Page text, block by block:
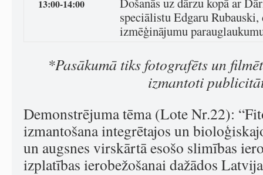
13:00-14:00
speciālistu Edgaru
izmēģinājumu
*Pasākumā tiks fotografēts un
izmantoti
Demonstrējuma tēma (Lote Nr.22):
izmantošana integrētajos un
un augsnes virskārtā esošo slimības
izplatības ierobežošanai dažādos